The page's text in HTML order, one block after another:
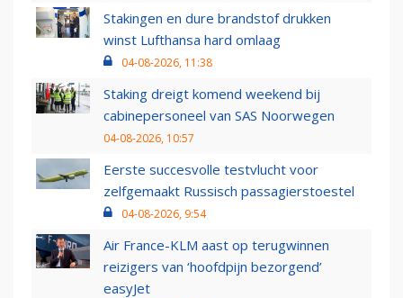
Stakingen en dure brandstof drukken
winst Lufthansa hard omlaag
04-08-2026, 11:38
Staking dreigt komend weekend bij
cabinepersoneel van SAS Noorwegen
04-08-2026, 10:57
Eerste succesvolle testvlucht voor
zelfgemaakt Russisch passagierstoestel
04-08-2026, 9:54
Air France-KLM aast op terugwinnen
reizigers van ‘hoofdpijn bezorgend’
easyJet